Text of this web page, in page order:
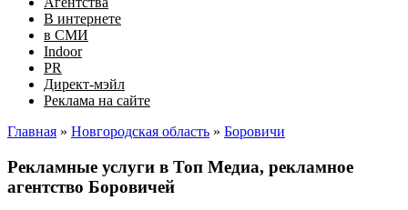
В интернете
в СМИ
Indoor
PR
Директ-мэйл
Реклама на сайте
Главная » Новгородская область » Боровичи
Рекламные услуги в Топ Медиа, рекламное
агентство Боровичей